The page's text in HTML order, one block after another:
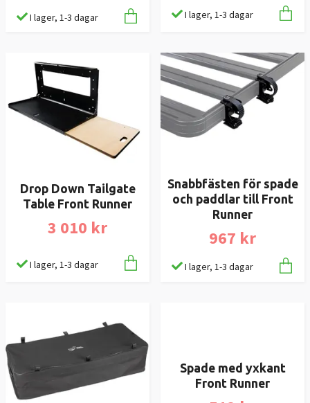
I lager, 1-3 dagar I lager, 1-3 dagar
Drop Down Tailgate
Table Front Runner
3 010 kr
I lager, 1-3 dagar
Snabbfästen för spade
och paddlar till Front
Runner
967 kr
I lager, 1-3 dagar